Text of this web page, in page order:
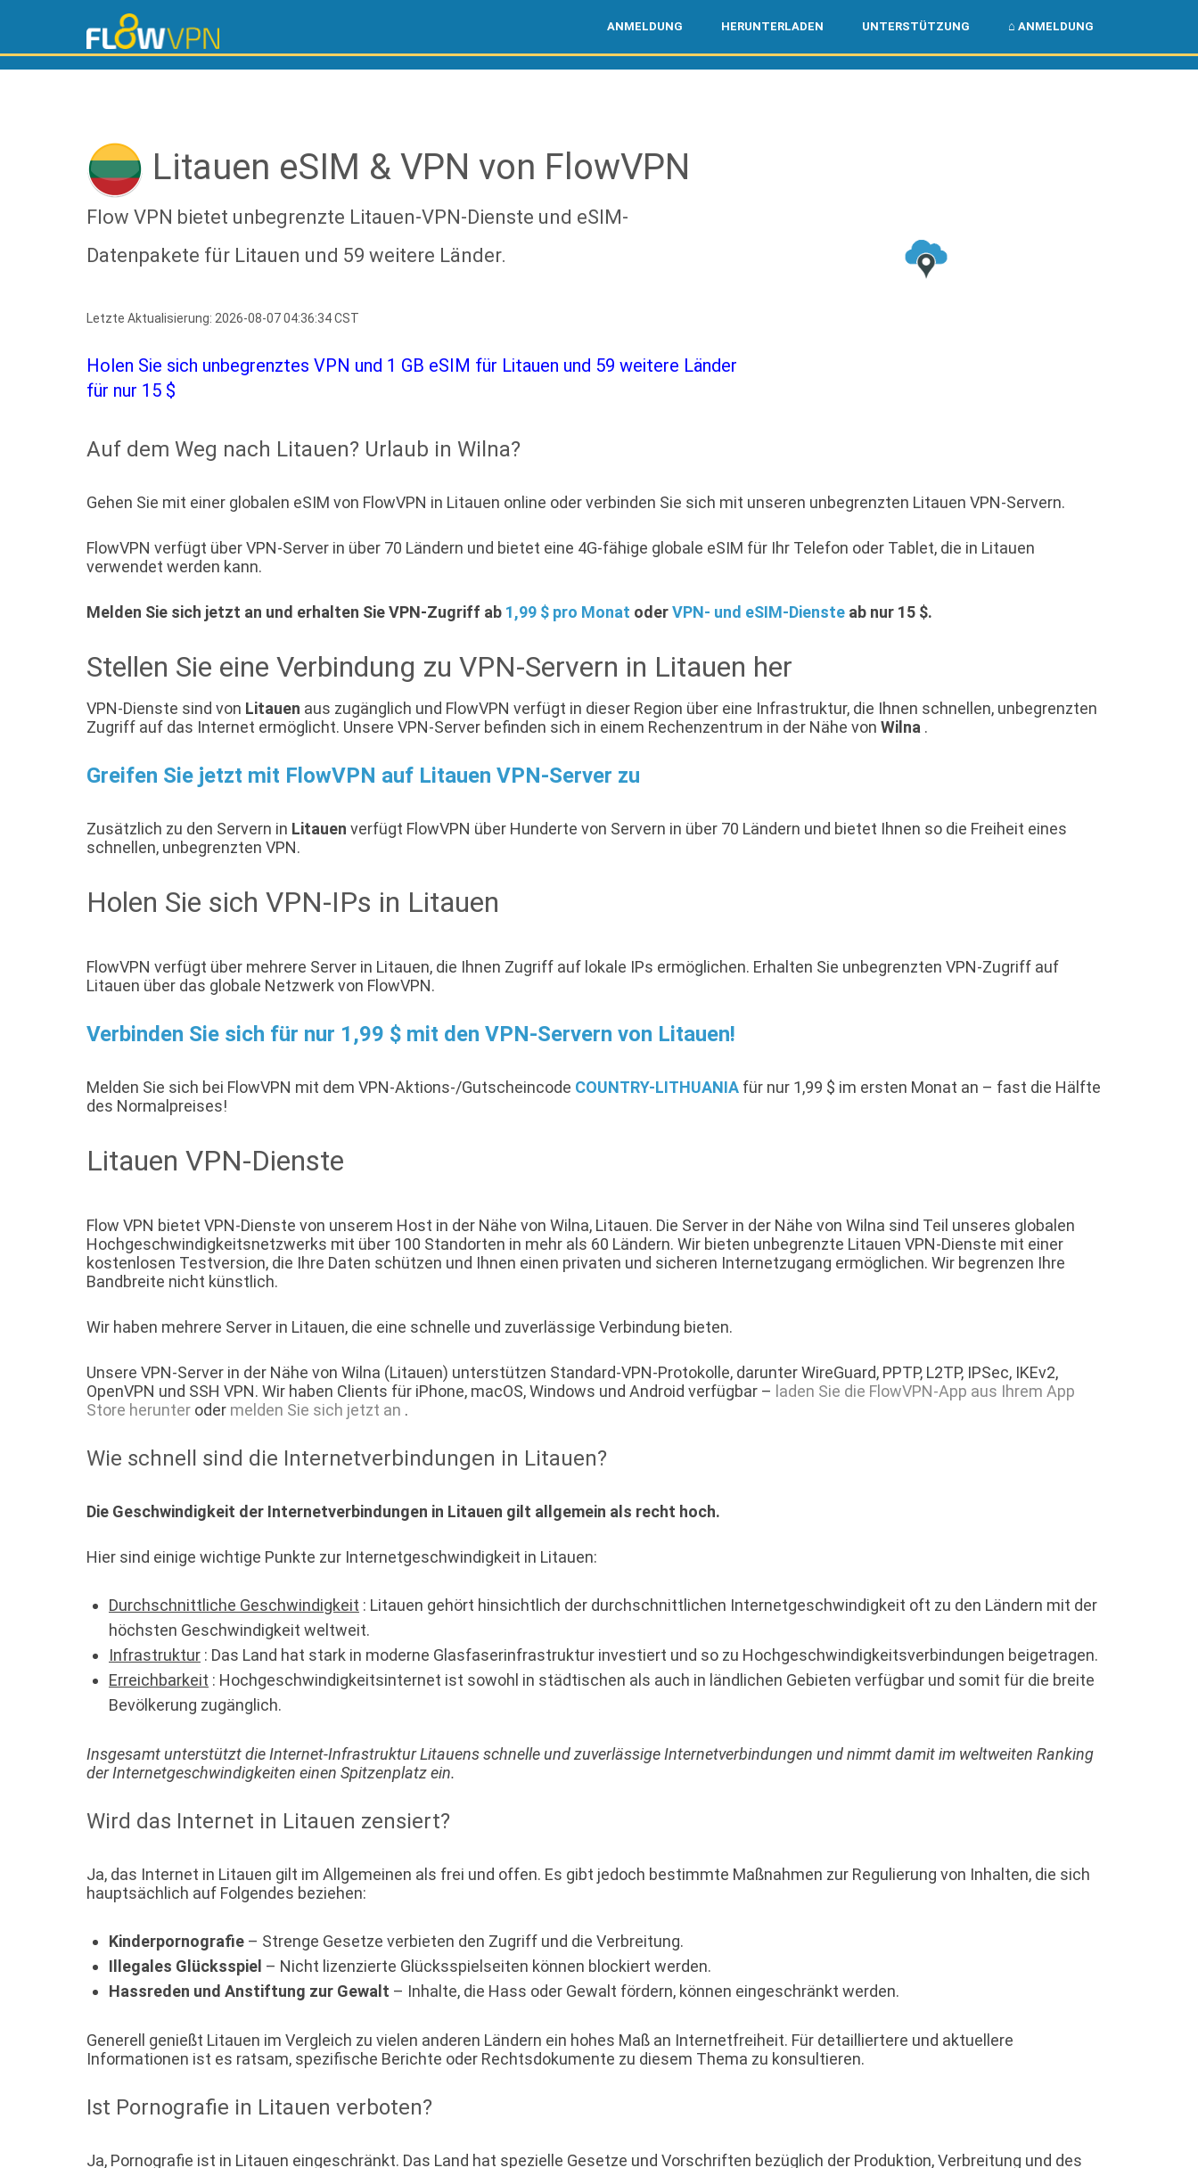
ANMELDUNG HERUNTERLADEN UNTERSTÜTZUNG ⌂ ANMELDUNG
Litauen eSIM & VPN von FlowVPN
Flow VPN bietet unbegrenzte Litauen-VPN-Dienste und eSIM-
Datenpakete für Litauen und 59 weitere Länder.
Letzte Aktualisierung: 2026-08-07 04:36:34 CST
Holen Sie sich unbegrenztes VPN und 1 GB eSIM für Litauen und 59 weitere Länder
für nur 15 $
Auf dem Weg nach Litauen? Urlaub in Wilna?
Gehen Sie mit einer globalen eSIM von FlowVPN in Litauen online oder verbinden Sie sich mit unseren unbegrenzten Litauen VPN-Servern.
FlowVPN verfügt über VPN-Server in über 70 Ländern und bietet eine 4G-fähige globale eSIM für Ihr Telefon oder Tablet, die in Litauen
verwendet werden kann.
Melden Sie sich jetzt an und erhalten Sie VPN-Zugriff ab 1,99 $ pro Monat oderVPN- und eSIM-Dienste ab nur 15 $.
Stellen Sie eine Verbindung zu VPN-Servern in Litauen her
VPN-Dienste sind von Litauen aus zugänglich und FlowVPN verfügt in dieser Region über eine Infrastruktur, die Ihnen schnellen, unbegrenzten
Zugriff auf das Internet ermöglicht. Unsere VPN-Server befinden sich in einem Rechenzentrum in der Nähe von Wilna .
Greifen Sie jetzt mit FlowVPN auf Litauen VPN-Server zu
Zusätzlich zu den Servern in Litauen verfügt FlowVPN über Hunderte von Servern in über 70 Ländern und bietet Ihnen so die Freiheit eines
schnellen, unbegrenzten VPN.
Holen Sie sich VPN-IPs in Litauen
FlowVPN verfügt über mehrere Server in Litauen, die Ihnen Zugriff auf lokale IPs ermöglichen. Erhalten Sie unbegrenzten VPN-Zugriff auf
Litauen über das globale Netzwerk von FlowVPN.
Verbinden Sie sich für nur 1,99 $ mit den VPN-Servern von Litauen!
Melden Sie sich bei FlowVPN mit dem VPN-Aktions-/Gutscheincode COUNTRY-LITHUANIA für nur 1,99 $ im ersten Monat an – fast die Hälfte
des Normalpreises!
Litauen VPN-Dienste
Flow VPN bietet VPN-Dienste von unserem Host in der Nähe von Wilna, Litauen. Die Server in der Nähe von Wilna sind Teil unseres globalen
Hochgeschwindigkeitsnetzwerks mit über 100 Standorten in mehr als 60 Ländern. Wir bieten unbegrenzte Litauen VPN-Dienste mit einer
kostenlosen Testversion, die Ihre Daten schützen und Ihnen einen privaten und sicheren Internetzugang ermöglichen. Wir begrenzen Ihre
Bandbreite nicht künstlich.
Wir haben mehrere Server in Litauen, die eine schnelle und zuverlässige Verbindung bieten.
Unsere VPN-Server in der Nähe von Wilna (Litauen) unterstützen Standard-VPN-Protokolle, darunter WireGuard, PPTP, L2TP, IPSec, IKEv2,
OpenVPN und SSH VPN. Wir haben Clients für iPhone, macOS, Windows und Android verfügbar – laden Sie die FlowVPN-App aus Ihrem App
Store herunter oder melden Sie sich jetzt an .
Wie schnell sind die Internetverbindungen in Litauen?
Die Geschwindigkeit der Internetverbindungen in Litauen gilt allgemein als recht hoch.
Hier sind einige wichtige Punkte zur Internetgeschwindigkeit in Litauen:
Durchschnittliche Geschwindigkeit : Litauen gehört hinsichtlich der durchschnittlichen Internetgeschwindigkeit oft zu den Ländern mit der
höchsten Geschwindigkeit weltweit.
Infrastruktur : Das Land hat stark in moderne Glasfaserinfrastruktur investiert und so zu Hochgeschwindigkeitsverbindungen beigetragen.
Erreichbarkeit : Hochgeschwindigkeitsinternet ist sowohl in städtischen als auch in ländlichen Gebieten verfügbar und somit für die breite
Bevölkerung zugänglich.
Insgesamt unterstützt die Internet-Infrastruktur Litauens schnelle und zuverlässige Internetverbindungen und nimmt damit im weltweiten Ranking
der Internetgeschwindigkeiten einen Spitzenplatz ein.
Wird das Internet in Litauen zensiert?
Ja, das Internet in Litauen gilt im Allgemeinen als frei und offen. Es gibt jedoch bestimmte Maßnahmen zur Regulierung von Inhalten, die sich
hauptsächlich auf Folgendes beziehen:
Kinderpornografie – Strenge Gesetze verbieten den Zugriff und die Verbreitung.
Illegales Glücksspiel – Nicht lizenzierte Glücksspielseiten können blockiert werden.
Hassreden und Anstiftung zur Gewalt – Inhalte, die Hass oder Gewalt fördern, können eingeschränkt werden.
Generell genießt Litauen im Vergleich zu vielen anderen Ländern ein hohes Maß an Internetfreiheit. Für detailliertere und aktuellere
Informationen ist es ratsam, spezifische Berichte oder Rechtsdokumente zu diesem Thema zu konsultieren.
Ist Pornografie in Litauen verboten?
Ja, Pornografie ist in Litauen eingeschränkt. Das Land hat spezielle Gesetze und Vorschriften bezüglich der Produktion, Verbreitung und des